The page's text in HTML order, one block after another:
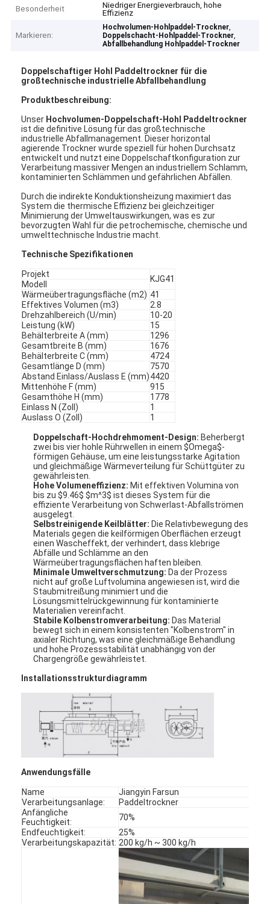
Startseite
Besonderheit
Niedriger Energieverbrauch, hohe
Effizienz
Markieren:
Hochvolumen-Hohlpaddel-Trockner,
Doppelschacht-Hohlpaddel-Trockner,
Abfallbehandlung Hohlpaddel-Trockner
Doppelschaftiger Hohl Paddeltrockner für die
großtechnische industrielle Abfallbehandlung
Produktbeschreibung:
Unser Hochvolumen-Doppelschaft-Hohl Paddeltrockner
ist die definitive Lösung für das großtechnische
industrielle Abfallmanagement Dieser horizontal
agierende Trockner wurde speziell für hohen Durchsatz
entwickelt und nutzt eine Doppelschaftkonfiguration zur
Verarbeitung massiver Mengen an industriellem Schlamm,
kontaminierten Schlämmen und gefährlichen Abfällen
Durch die indirekte Konduktionsheizung maximiert das
System die thermische Effizienz bei gleichzeitiger
Minimierung der Umweltauswirkungen, was es zur
bevorzugten Wahl für die petrochemische, chemische und
umwelttechnische Industrie macht
Technische Spezifikationen
Projekt KJG41
Modell
Wärmeübertragungsfläche (m2) 41
Effektives Volumen (m3)
2.8
Drehzahlbereich (U/min)
10-20
Leistung (kW)
15
Behälterbreite A (mm)
1296
Gesamtbreite B (mm)
1676
Behälterbreite C (mm)
4724
Gesamtlänge D (mm)
7570
Abstand Einlass/Auslass E (mm)4420
Mittenhöhe F (mm)
915
Gesamthöhe H (mm)
1778
Einlass N (Zoll)
1
Auslass O (Zoll)
1
Doppelschaft-Hochdrehmoment-Design: Beherbergt
zwei bis vier hohle Rührwellen in einem$Omega$-
förmigen Gehäuse, um eine leistungsstarke Agitation
und gleichmäßige Wärmeverteilung für Schüttgüter zu
gewährleisten
Hohe Volumeneffizienz: Mit effektiven Volumina von
bis zu$9.46$ $m^3$ ist dieses System für die
effiziente Verarbeitung von Schwerlast-Abfallströmen
ausgelegt
Selbstreinigende Keilblätter: Die Relativbewegung des
Materials gegen die keilförmigen Oberflächen erzeugt
einen Wascheffekt, der verhindert, dass klebrige
Abfälle und Schlämme an den
Wärmeübertragungsflächen haften bleiben
Minimale Umweltverschmutzung: Da der Prozess
nicht auf große Luftvolumina angewiesen ist, wird die
Staubmitreißung minimiert und die
Lösungsmittelrückgewinnung für kontaminierte
Materialien vereinfacht
Stabile Kolbenstromverarbeitung: Das Material
bewegt sich in einem konsistenten "Kolbenstrom" in
axialer Richtung, was eine gleichmäßige Behandlung
und hohe Prozessstabilität unabhängig von der
Chargengröße gewährleistet
Installationsstrukturdiagramm
Anwendungsfälle
Name
Jiangyin Farsun
Verarbeitungsanlage:
Paddeltrockner
Anfängliche
Feuchtigkeit:
70%
Endfeuchtigkeit:
25%
Verarbeitungskapazität: 200 kg/h ~ 300 kg/h